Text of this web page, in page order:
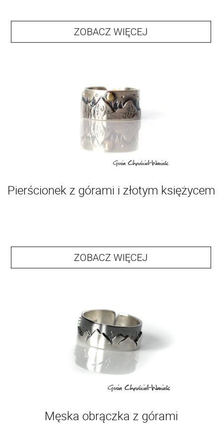
ZOBACZ WIĘCEJ
Pierścionek z górami i złotym księżycem
ZOBACZ WIĘCEJ
Męska obrączka z górami